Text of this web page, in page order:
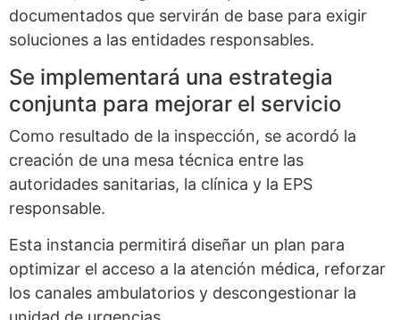
documentados que servirán de base para exigir
soluciones a las entidades responsables.
Se implementará una estrategia
conjunta para mejorar el servicio
Como resultado de la inspección, se acordó la
creación de una mesa técnica entre las
autoridades sanitarias, la clínica y la EPS
responsable.
Esta instancia permitirá diseñar un plan para
optimizar el acceso a la atención médica, reforzar
los canales ambulatorios y descongestionar la